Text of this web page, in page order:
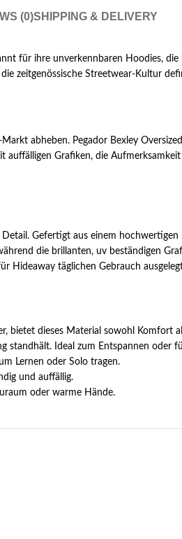
(0)SHIPPING & DELIVERY
für ihre unverkennbaren Hoodies,
zeitgenössische Streetwear-Kultur
abheben. Pegador Bexley
Grafiken, die
Gefertigt aus einem
die brillanten, uv beständigen
Hideaway täglichen Gebrauch
bietet dieses Material sowohl Komfort
standhält. Ideal zum Entspannen oder
Lernen oder Solo tragen.
und auffällig.
oder warme Hände.